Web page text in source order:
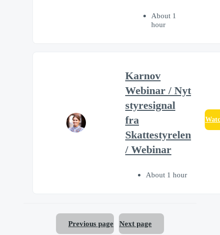
About 1
hour
Karnov
Webinar / Nyt
styresignal
fra
Skattestyrelen
/ Webinar
About 1 hour
Previous page Next page